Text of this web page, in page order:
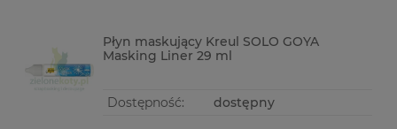
Płyn maskujący Kreul SOLO GOYA
Masking Liner 29 ml
Dostępność: dostępny